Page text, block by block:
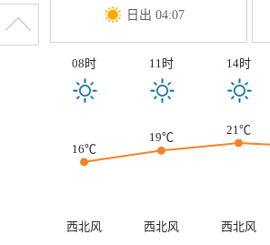
日出 04:07
08时 11时 14时
16℃
19℃
21℃
西北风 西北风 西北风